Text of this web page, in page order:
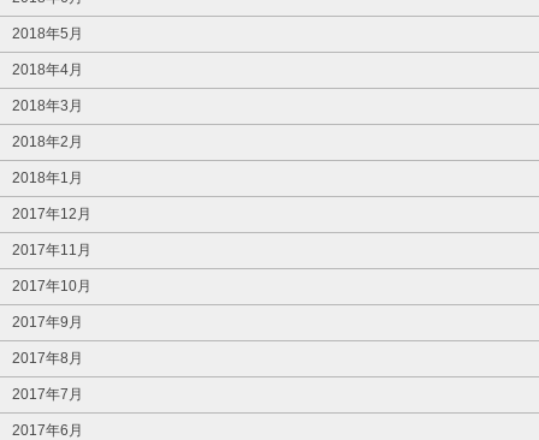
2018年5月
2018年4月
2018年3月
2018年2月
2018年1月
2017年12月
2017年11月
2017年10月
2017年9月
2017年8月
2017年7月
2017年6月